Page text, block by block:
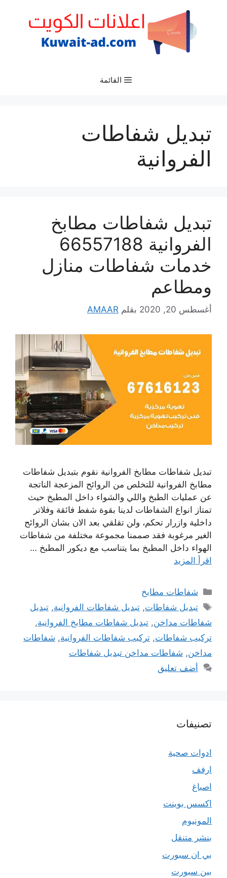
القائمة
تبديل شفاطات
الفروانية
تبديل شفاطات مطابخ
الفروانية 66557188
خدمات شفاطات منازل
ومطاعم
أغسطس 20, 2020 بقلم AMAAR
تبديل شفاطات مطابخ الفروانية نقوم بتبديل شفاطات
مطابخ الفروانية للتخلص من الروائح المزعجة الناتجة
عن عمليات الطبخ واللي والشواء داخل المطبخ حيث
تمتاز انواع الشفاطات لدينا بقوة شفط فائقة وفلاتر
داخلية وازرار تحكم، ولن تقلقي بعد الان بشان الروائح
الغير مرغوبة فقد صممنا مجموعة مختلفة من شفاطات
الهواء داخل المطبخ بما يتناسب مع ديكور المطبخ …
اقرأ المزيد
التصنيفات
شفاطات مطابخ
الوسوم
تبديل شفاطات,تبديل شفاطات الفروانية,تبديل
شفاطات مداخن, تبديل شفاطات مطابخ الفروانية,
تركيب شفاطات, تركيب شفاطات الفروانية, شفاطات
مداخن, شفاطات مداخن تبديل شفاطات
أضف تعليق
تصنيفات
ادوات صحية
ارفف
اصباغ
اكسس بوينت
المونيوم
بنشر متنقل
بي ان سبورت
بين سبورت